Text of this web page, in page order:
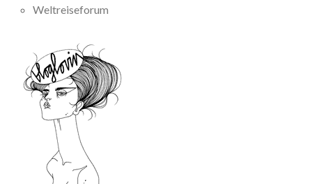
Weltreiseforum